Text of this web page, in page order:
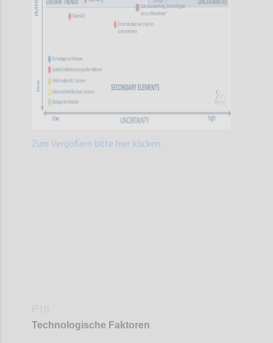
Zum Vergößern bitte hier klicken.
Technologische Faktoren